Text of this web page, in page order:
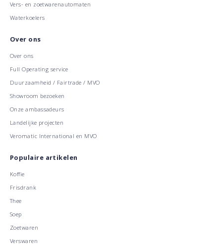
Vers- en zoetwarenautomaten
Waterkoelers
Over ons
Over ons
Full Operating service
Duurzaamheid / Fairtrade / MVO
Showroom bezoeken
Onze ambassadeurs
Landelijke projecten
Veromatic International en MVO
Populaire artikelen
Koffie
Frisdrank
Thee
Soep
Zoetwaren
Verswaren